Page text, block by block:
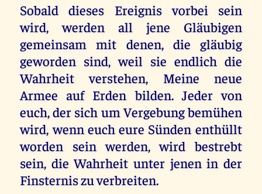
Sobald dieses Ereignis vorbei sein
wird, werden all jene Gläubigen
gemeinsam mit denen, die gläubig
geworden sind, weil sie endlich die
Wahrheit verstehen, Meine neue
Armee auf Erden bilden. Jeder von
euch, der sich um Vergebung bemühen
wird, wenn euch eure Sünden enthüllt
worden sein werden, wird bestrebt
sein, die Wahrheit unter jenen in der
Finsternis zu verbreiten.